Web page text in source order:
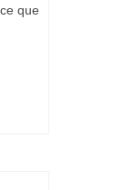
que